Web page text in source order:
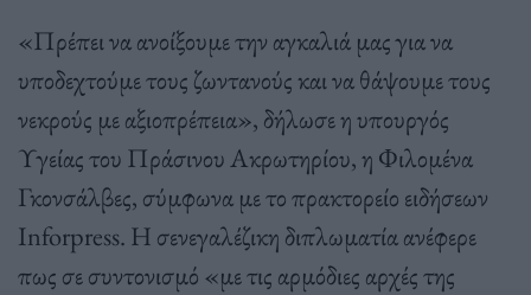
«Πρέπει να ανοίξουμε την αγκαλιά μας για να
υποδεχτούμε τους ζωντανούς και να θάψουμε τους
νεκρούς με αξιοπρέπεια», δήλωσε η υπουργός
Υγείας του Πράσινου Ακρωτηρίου, η Φιλομένα
Γκονσάλβες, σύμφωνα με το πρακτορείο ειδήσεων
Inforpress. Η σενεγαλέζικη διπλωματία ανέφερε
πως σε συντονισμό «με τις αρμόδιες αρχές της